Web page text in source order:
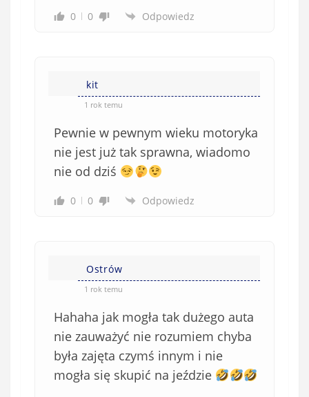
0 0 Odpowiedz
kit
1 rok temu
Pewnie w pewnym wieku motoryka
nie jest już tak sprawna, wiadomo
nie od dziś
0 0 Odpowiedz
Ostrów
1 rok temu
Hahaha jak mogła tak dużego auta
nie zauważyć nie rozumiem chyba
była zajęta czymś innym i nie
mogła się skupić na jeździe